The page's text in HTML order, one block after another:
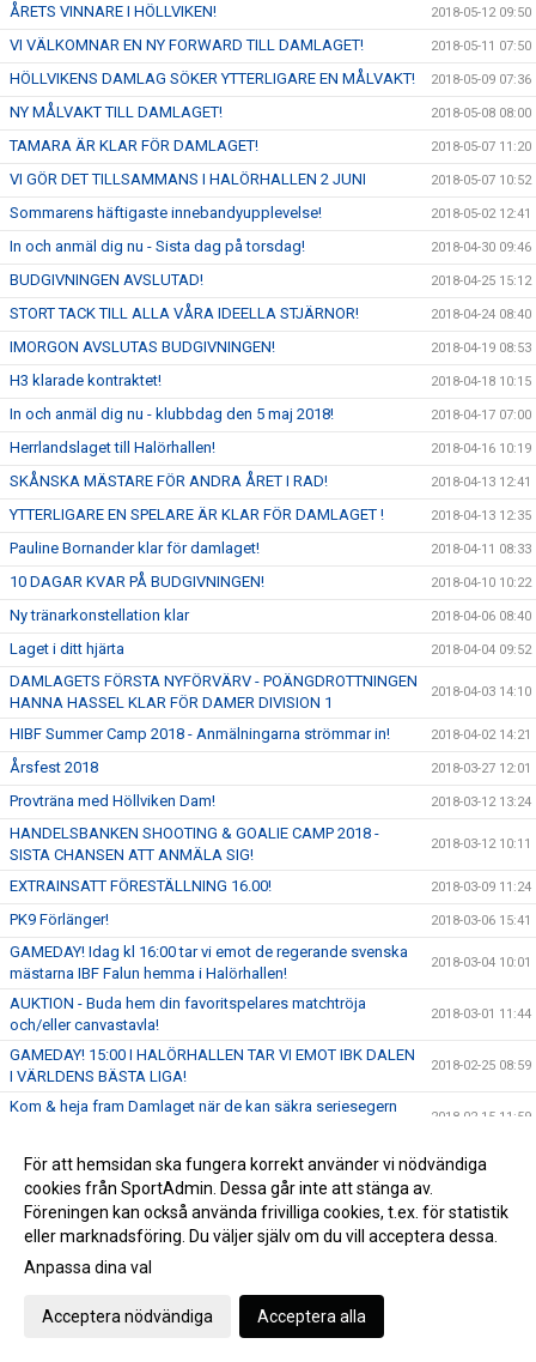
ÅRETS VINNARE I HÖLLVIKEN! 2018-05-12 09:50
VI VÄLKOMNAR EN NY FORWARD TILL DAMLAGET! 2018-05-11 07:50
HÖLLVIKENS DAMLAG SÖKER YTTERLIGARE EN MÅLVAKT! 2018-05-09 07:36
NY MÅLVAKT TILL DAMLAGET! 2018-05-08 08:00
TAMARA ÄR KLAR FÖR DAMLAGET! 2018-05-07 11:20
VI GÖR DET TILLSAMMANS I HALÖRHALLEN 2 JUNI 2018-05-07 10:52
Sommarens häftigaste innebandyupplevelse! 2018-05-02 12:41
In och anmäl dig nu - Sista dag på torsdag! 2018-04-30 09:46
BUDGIVNINGEN AVSLUTAD! 2018-04-25 15:12
STORT TACK TILL ALLA VÅRA IDEELLA STJÄRNOR! 2018-04-24 08:40
IMORGON AVSLUTAS BUDGIVNINGEN! 2018-04-19 08:53
H3 klarade kontraktet! 2018-04-18 10:15
In och anmäl dig nu - klubbdag den 5 maj 2018! 2018-04-17 07:00
Herrlandslaget till Halörhallen! 2018-04-16 10:19
SKÅNSKA MÄSTARE FÖR ANDRA ÅRET I RAD! 2018-04-13 12:41
YTTERLIGARE EN SPELARE ÄR KLAR FÖR DAMLAGET ! 2018-04-13 12:35
Pauline Bornander klar för damlaget! 2018-04-11 08:33
10 DAGAR KVAR PÅ BUDGIVNINGEN! 2018-04-10 10:22
Ny tränarkonstellation klar 2018-04-06 08:40
Laget i ditt hjärta 2018-04-04 09:52
DAMLAGETS FÖRSTA NYFÖRVÄRV - POÄNGDROTTNINGEN
HANNA HASSEL KLAR FÖR DAMER DIVISION 1
2018-04-03 14:10
HIBF Summer Camp 2018 - Anmälningarna strömmar in! 2018-04-02 14:21
Årsfest 2018 2018-03-27 12:01
Provträna med Höllviken Dam! 2018-03-12 13:24
HANDELSBANKEN SHOOTING & GOALIE CAMP 2018 -
SISTA CHANSEN ATT ANMÄLA SIG!
2018-03-12 10:11
EXTRAINSATT FÖRESTÄLLNING 16.00! 2018-03-09 11:24
PK9 Förlänger! 2018-03-06 15:41
GAMEDAY! Idag kl 16:00 tar vi emot de regerande svenska
mästarna IBF Falun hemma i Halörhallen!
2018-03-04 10:01
AUKTION - Buda hem din favoritspelares matchtröja
och/eller canvastavla!
2018-03-01 11:44
GAMEDAY! 15:00 I HALÖRHALLEN TAR VI EMOT IBK DALEN
I VÄRLDENS BÄSTA LIGA!
2018-02-25 08:59
Kom & heja fram Damlaget när de kan säkra seriesegern
2018-02-15 11:59
HIBF Summer Camp - Platserna på Elite Camp börjar ta slut! 2018-02-13 12:51
BARNENS FAVORITER BABBLARNA KOMMER TILL
HÖLLVIKEN FÖR ATT GE TVÅ FÖRESTÄLLNINGAR - FÖRST
TILL KVARN!
2018-02-12 16:00
Innebandyfest i Halörhallen - matchstart 13:00 & 16:00
NU ÖPPNAR VI ANMÄLAN FÖR HANDELSBANKEN
SHOOTING & GOALIE CAMP 2018!
För att hemsidan ska fungera korrekt använder vi nödvändiga
cookies från SportAdmin. Dessa går inte att stänga av.
Föreningen kan också använda frivilliga cookies, t.ex. för statistik
eller marknadsföring. Du väljer själv om du vill acceptera dessa.
Anpassa dina val
Acceptera nödvändiga Acceptera alla